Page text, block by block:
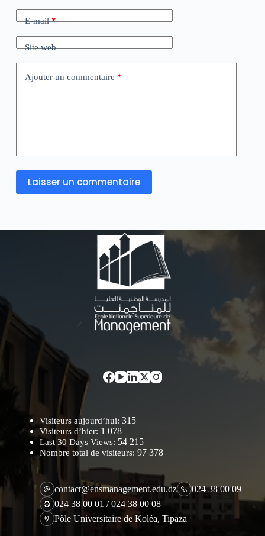
E-mail*
Site web
Ajouter un commentaire *
Laisser un commentaire
Visiteurs aujourd’hui: 315
Visiteurs d’hier: 1 078
Last 30 Days Views: 54 215
Nombre total de visiteurs: 97 378
contact@ensmanagement.edu.dz
024 38 00 09
024 38 00 01 / 024 38 00 08
Pôle Universitaire de Koléa, Tipaza